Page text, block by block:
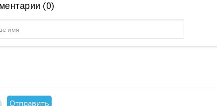
(0)
Отправить